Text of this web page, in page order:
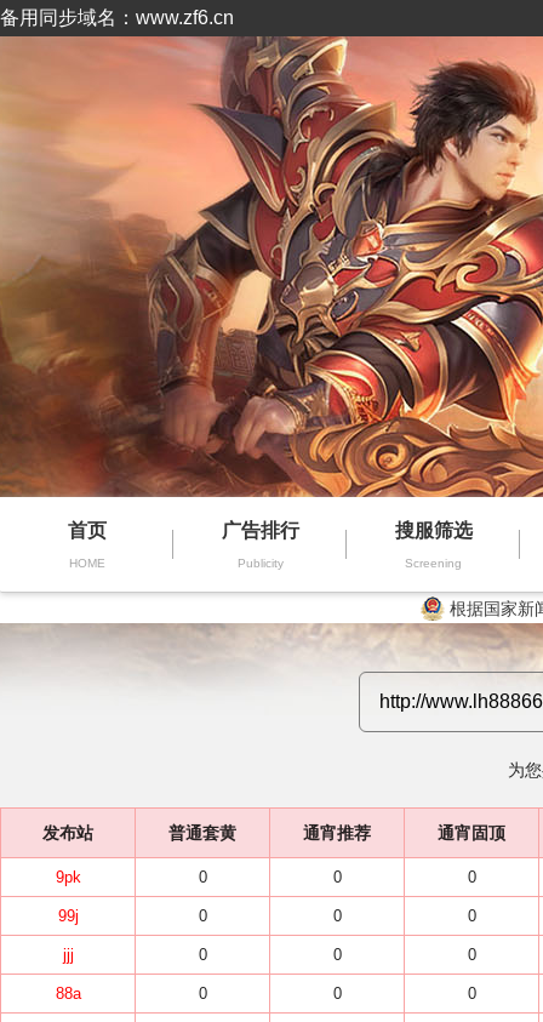
备用同步域名：www.zf6.cn
首页
HOME
广告排行
Publicity
搜服筛选
Screening
根据国家新
为
发布站 普通套黄 通宵推荐 通宵固顶
9pk 0 0 0
99j 0 0 0
jjj 0 0 0
88a 0 0 0